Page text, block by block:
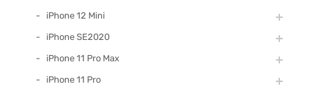
iPhone 12 Mini
iPhone SE2020
iPhone 11 Pro Max
iPhone 11 Pro